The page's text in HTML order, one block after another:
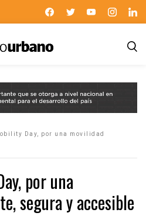
Day, por una movilidad
por una
segura y accesible